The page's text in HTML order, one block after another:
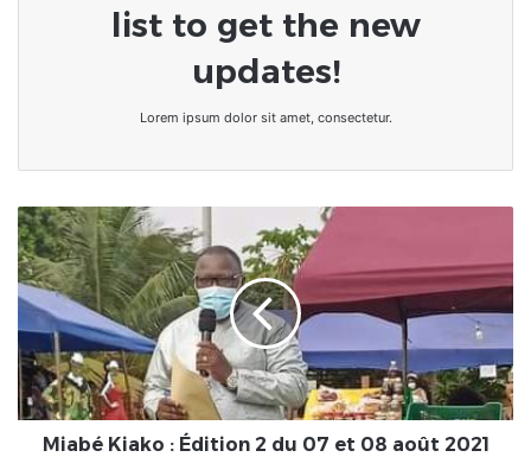
list to get the new
updates!
Lorem ipsum dolor sit amet, consectetur.
Miabé
Kiako
:
Édition
07
et
08
Miabé Kiako : Édition 2 du 07 et 08 août 2021